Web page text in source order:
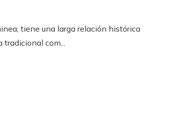
tiene una larga relación histórica
com...